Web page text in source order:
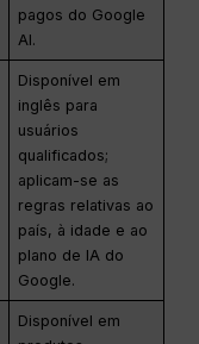
pagos do Google
AI.
Disponível em
inglês para
usuários
qualificados;
aplicam-se as
regras relativas ao
país, à idade e ao
plano de IA do
Google.
Disponível em